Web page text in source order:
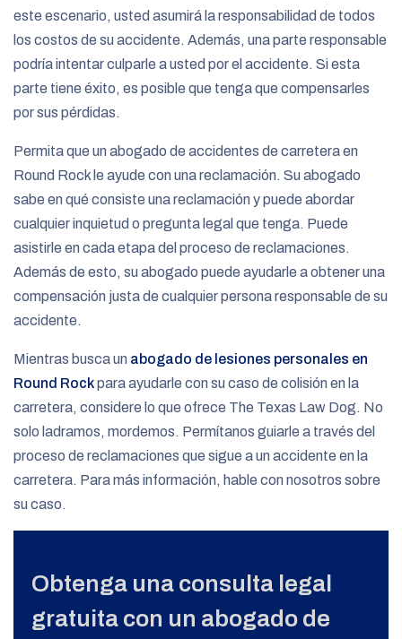
este escenario, usted asumirá la responsabilidad de todos
los costos de su accidente. Además, una parte responsable
podría intentar culparle a usted por el accidente. Si esta
parte tiene éxito, es posible que tenga que compensarles
por sus pérdidas.
Permita que un abogado de accidentes de carretera en
Round Rock le ayude con una reclamación. Su abogado
sabe en qué consiste una reclamación y puede abordar
cualquier inquietud o pregunta legal que tenga. Puede
asistirle en cada etapa del proceso de reclamaciones.
Además de esto, su abogado puede ayudarle a obtener una
compensación justa de cualquier persona responsable de su
accidente.
Mientras busca un abogado de lesiones personales en
Round Rockpara ayudarle con su caso de colisión en la
carretera, considere lo que ofrece The Texas Law Dog. No
solo ladramos, mordemos. Permítanos guiarle a través del
proceso de reclamaciones que sigue a un accidente en la
carretera. Para más información, hable con nosotros sobre
su caso.
Obtenga una consulta legal
gratuita con un abogado de